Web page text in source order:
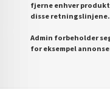
fjerne enhver
disse retningslinjene.
Admin forbeholder
for eksempel